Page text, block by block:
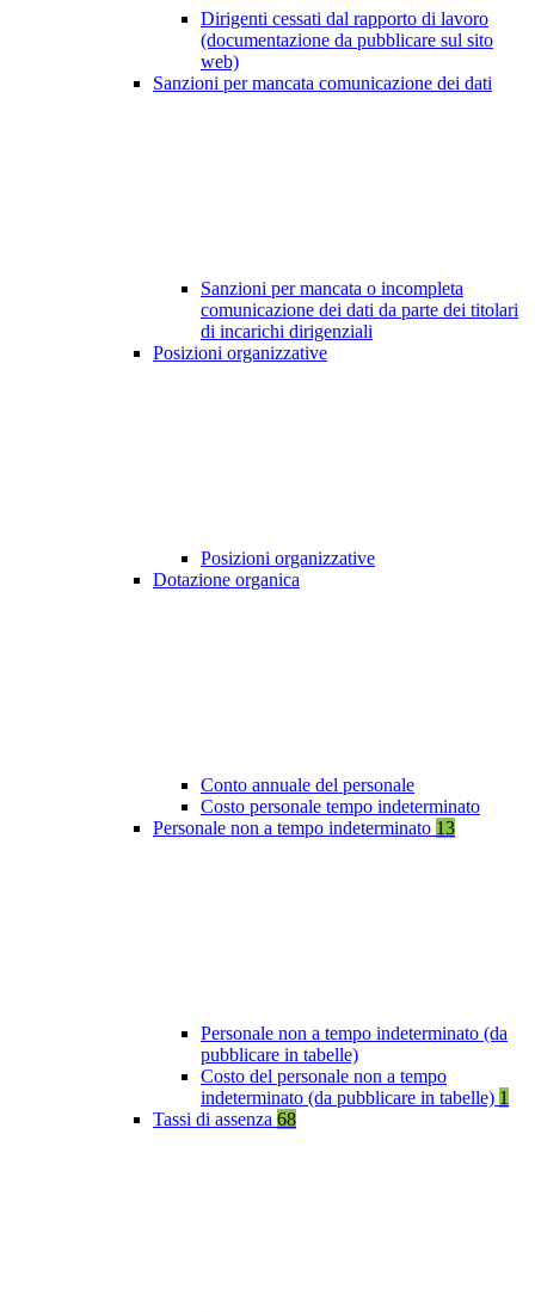
Dirigenti cessati dal rapporto di lavoro
(documentazione da pubblicare sul sito
web)
Sanzioni per mancata comunicazione dei dati
Sanzioni per mancata o incompleta
comunicazione dei dati da parte dei titolari
di incarichi dirigenziali
Posizioni organizzative
Posizioni organizzative
Dotazione organica
Conto annuale del personale
Costo personale tempo indeterminato
Personale non a tempo indeterminato 13
Personale non a tempo indeterminato (da
pubblicare in tabelle)
Costo del personale non a tempo
indeterminato (da pubblicare in tabelle) 1
Tassi di assenza 68